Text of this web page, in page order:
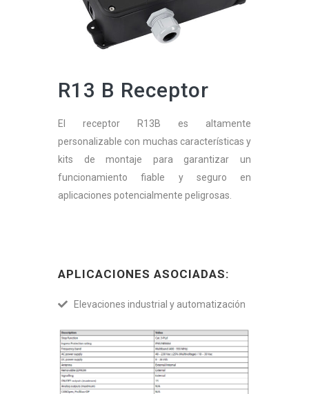
R13 B Receptor
El receptor R13B es altamente
personalizable con muchas características y
kits de montaje para garantizar un
funcionamiento fiable y seguro en
aplicaciones potencialmente peligrosas.
APLICACIONES ASOCIADAS:
Elevaciones industrial y automatización